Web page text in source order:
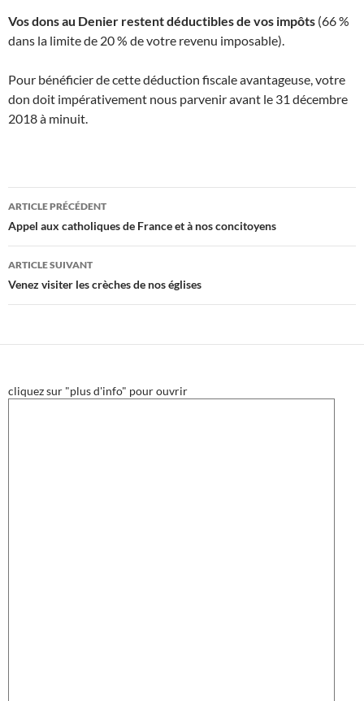
Vos dons au Denier restent déductibles de vos impôts (66 %
dans la limite de 20 % de votre revenu imposable).
Pour bénéficier de cette déduction fiscale avantageuse, votre
don doit impérativement nous parvenir avant le 31 décembre
2018 à minuit.
Navigation
des
articles
ARTICLE PRÉCÉDENT
Appel aux catholiques de France et à nos concitoyens
ARTICLE SUIVANT
Venez visiter les crèches de nos églises
cliquez sur "plus d'info" pour ouvrir